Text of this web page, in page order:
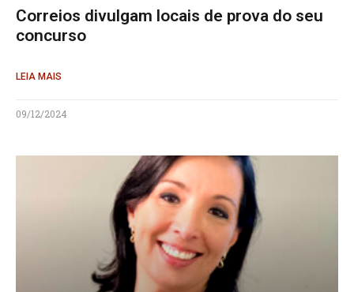
Correios divulgam locais de prova do seu
concurso
LEIA MAIS
09/12/2024